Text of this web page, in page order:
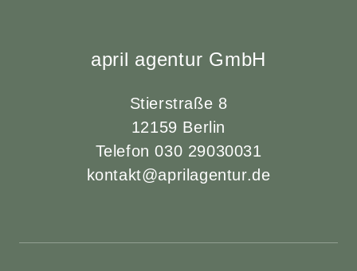
april agentur GmbH
Stierstraße 8
12159 Berlin
Telefon 030 29030031
kontakt@aprilagentur.de